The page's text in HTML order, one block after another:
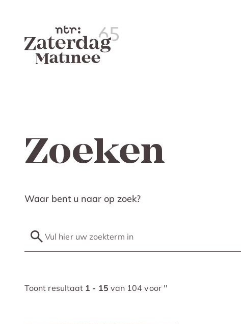
Zoeken
Waar bent u naar op zoek?
Toont resultaat 1 - 15 van 104 voor ''